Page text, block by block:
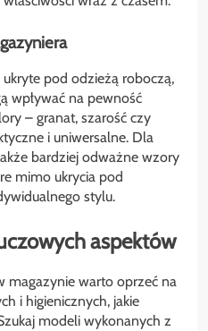
pod odzieżą roboczą,
wpływać na pewność
– granat, szarość czy
i uniwersalne. Dla
bardziej odważne wzory
mimo ukrycia pod
stylu.
aspektów
magazynie warto oprzeć na
i higienicznych, jakie
modeli wykonanych z